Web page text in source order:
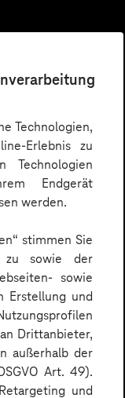
Technologien,
Erlebnis zu
Technologien
Endgerät
werden.
stimmen Sie
sowie der
sowie
Erstellung und
Drittanbieter,
außerhalb der
Art. 49).
und